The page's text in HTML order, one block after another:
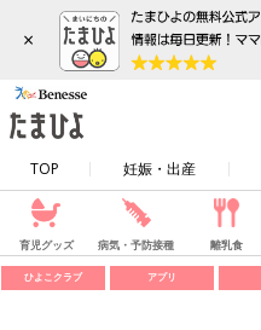
×
TOP 妊娠・出産
育児グッズ 病気・予防接種 離乳食
ひよこクラブ アプリ